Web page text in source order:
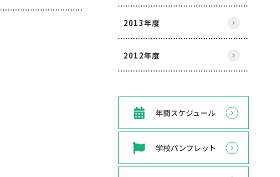
2013年度
2012年度
年間スケジュール
学校パンフレット